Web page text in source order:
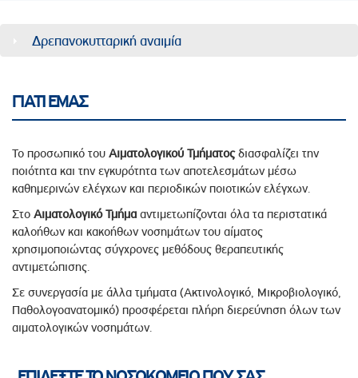
Δρεπανοκυτταρική αναιμία
ΓΙΑΤΙ ΕΜΑΣ
Το προσωπικό του Αιματολογικού Τμήματοςδιασφαλίζει την
ποιότητα και την εγκυρότητα των αποτελεσμάτων μέσω
καθημερινών ελέγχων και περιοδικών ποιοτικών ελέγχων.
Στο Αιματολογικό Τμήμα αντιμετωπίζονται όλα τα περιστατικά
καλοήθων και κακοήθων νοσημάτων του αίματος
χρησιμοποιώντας σύγχρονες μεθόδους θεραπευτικής
αντιμετώπισης.
Σε συνεργασία με άλλα τμήματα (Ακτινολογικό, Μικροβιολογικό,
Παθολογοανατομικό) προσφέρεται πλήρη διερεύνηση όλων των
αιματολογικών νοσημάτων.